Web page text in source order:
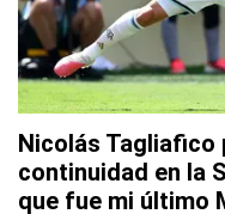
Nicolás Tagliafico
continuidad en la
que fue mi último